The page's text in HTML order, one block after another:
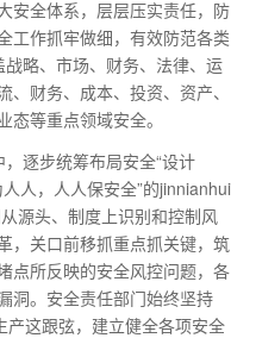
安全体系，层层压实责任，防
工作抓牢做细，有效防范各类
略、市场、财务、法律、运
财务、成本、投资、资产、
等重点领域安全。
逐步统筹布局安全“设计
人，人人保安全”的jinnianhui
源头、制度上识别和控制风
，关口前移抓重点抓关键，筑
点所反映的安全风控问题，各
洞。安全责任部门始终坚持
产这跟弦，建立健全各项安全